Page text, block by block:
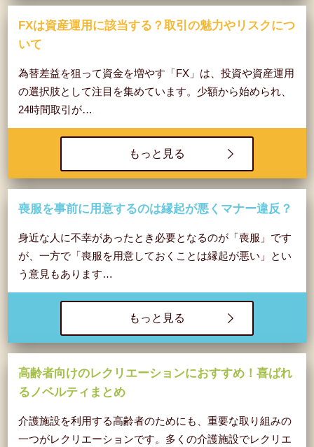
FXは資産運用に該当する？取引の魅力やリスクにつ
いて
為替差益を狙って資金を増やす「FX」は、投資や資産運用
の選択肢として注目を集めています。少額から始められ、
24時間取引が…
もっと見る
喪服を事前に用意するのは縁起が悪くマナー違反？
身近な人に不幸があったとき必要となるのが「喪服」です
が、一方で「喪服を用意しておくことは縁起が悪い」とい
う意見もあります…
もっと見る
高齢者向けのレクリエーションにおすすめ！喜ばれ
るノベルティまとめ
介護施設を利用する高齢者のためにも、重要な取り組みの
一つがレクリエーションです。多くの介護施設でレクリエ